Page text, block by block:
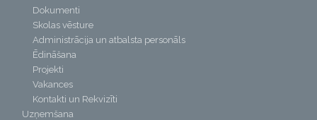
Dokumenti
Skolas vēsture
Administrācija un atbalsta personāls
Ēdināšana
Projekti
Vakances
Kontakti un Rekvizīti
Uzņemšana